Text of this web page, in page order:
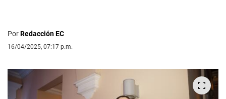
PorRedacción EC
16/04/2025, 07:17 p.m.